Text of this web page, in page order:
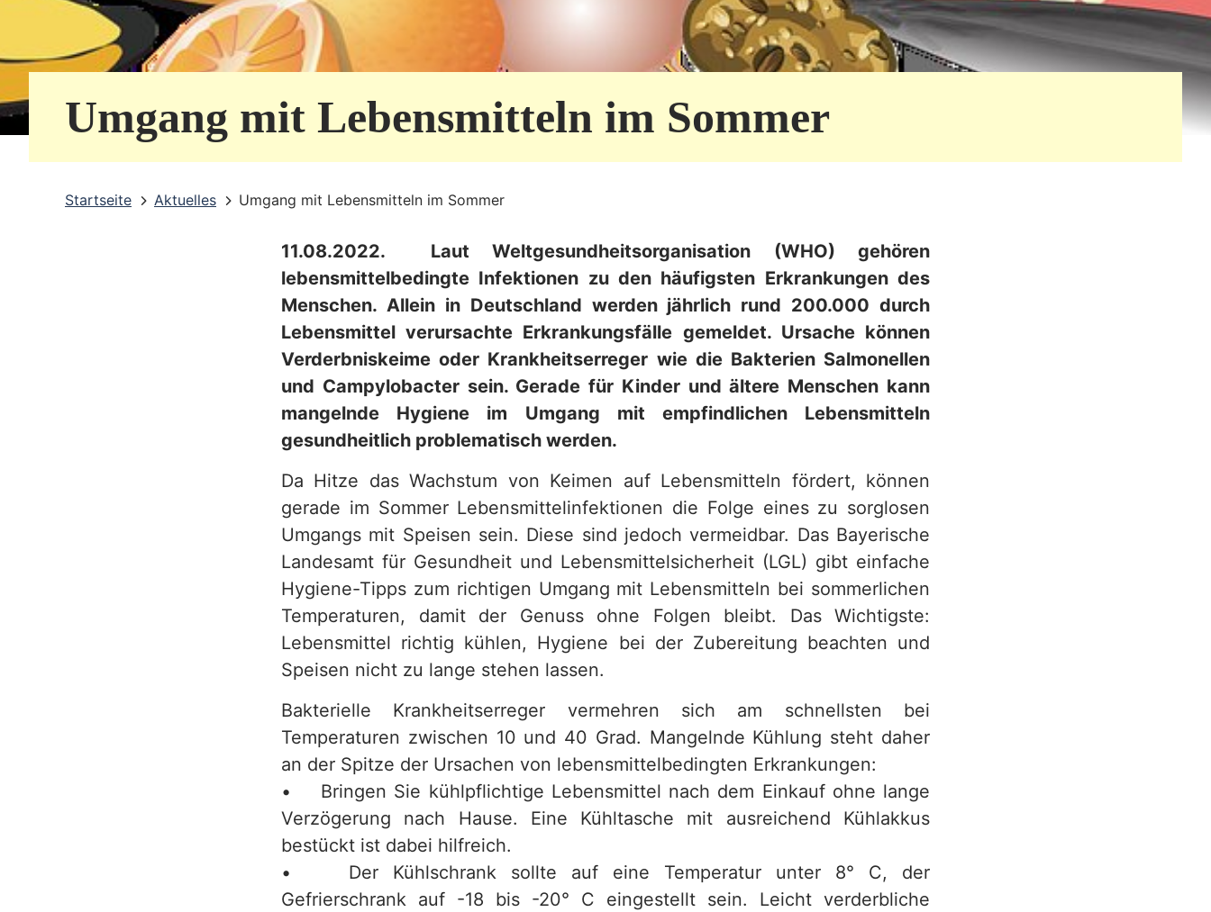
Umgang mit Lebensmitteln im Sommer
Startseite Aktuelles Umgang mit Lebensmitteln im Sommer
11.08.2022. Laut Weltgesundheitsorganisation (WHO) gehören
lebensmittelbedingte Infektionen zu den häufigsten Erkrankungen des
Menschen. Allein in Deutschland werden jährlich rund 200.000 durch
Lebensmittel verursachte Erkrankungsfälle gemeldet. Ursache können
Verderbniskeime oder Krankheitserreger wie die Bakterien Salmonellen
und Campylobacter sein. Gerade für Kinder und ältere Menschen kann
mangelnde Hygiene im Umgang mit empfindlichen Lebensmitteln
gesundheitlich problematisch werden.
Da Hitze das Wachstum von Keimen auf Lebensmitteln fördert, können
gerade im Sommer Lebensmittelinfektionen die Folge eines zu sorglosen
Umgangs mit Speisen sein. Diese sind jedoch vermeidbar. Das Bayerische
Landesamt für Gesundheit und Lebensmittelsicherheit (LGL) gibt einfache
Hygiene-Tipps zum richtigen Umgang mit Lebensmitteln bei sommerlichen
Temperaturen, damit der Genuss ohne Folgen bleibt. Das Wichtigste:
Lebensmittel richtig kühlen, Hygiene bei der Zubereitung beachten und
Speisen nicht zu lange stehen lassen.
Bakterielle Krankheitserreger vermehren sich am schnellsten bei
Temperaturen zwischen 10 und 40 Grad. Mangelnde Kühlung steht daher
an der Spitze der Ursachen von lebensmittelbedingten Erkrankungen:
• Bringen Sie kühlpflichtige Lebensmittel nach dem Einkauf ohne lange
Verzögerung nach Hause. Eine Kühltasche mit ausreichend Kühlakkus
bestückt ist dabei hilfreich.
• Der Kühlschrank sollte auf eine Temperatur unter 8° C, der
Gefrierschrank auf -18 bis -20° C eingestellt sein. Leicht verderbliche
r
v
i